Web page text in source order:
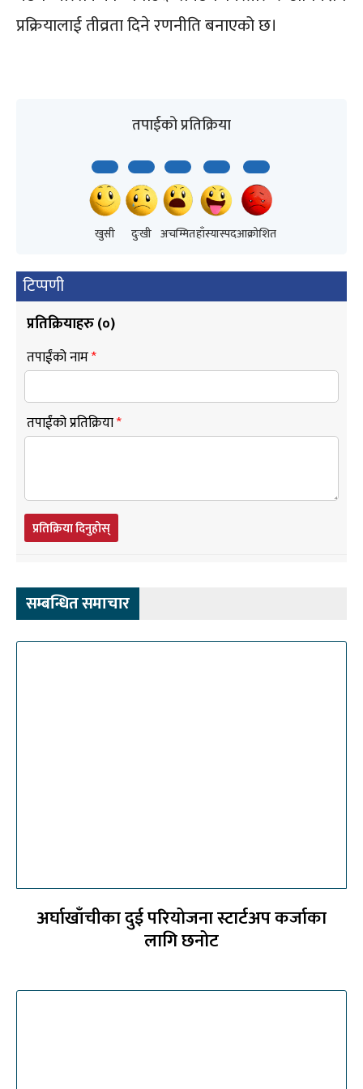
प्रक्रियालाई तीव्रता दिने रणनीति बनाएको छ।
तपाईको प्रतिक्रिया
खुसी दुःखी अचम्मितहाँस्यास्पदआक्रोशित
टिप्पणी
प्रतिक्रियाहरु (०)
तपाईंको नाम*
तपाईंको प्रतिक्रिया*
प्रतिक्रिया दिनुहोस्
सम्बन्धित समाचार
अर्घाखाँचीका दुई परियोजना स्टार्टअप कर्जाका
लागि छनोट